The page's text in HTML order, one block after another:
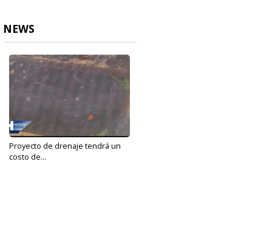
NEWS
Proyecto de drenaje tendrá un
costo de...